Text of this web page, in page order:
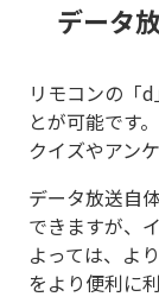
データ
リモコンの「
とが可能です
クイズやアン
データ放送自
できますが、
よっては、よ
をより便利に